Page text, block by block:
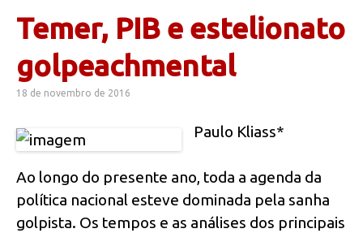
Temer, PIB e estelionato
golpeachmental
18 de novembro de 2016
Paulo Kliass*
Ao longo do presente ano, toda a agenda da
política nacional esteve dominada pela sanha
golpista. Os tempos e as análises dos principais